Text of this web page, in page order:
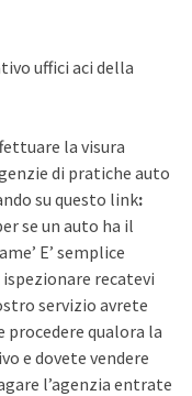
uffici aci della
la visura
di pratiche auto
su questo link:
se un auto ha il
E’ semplice
recatevi
servizio avrete
procedere qualora la
e dovete vendere
l’agenzia entrate